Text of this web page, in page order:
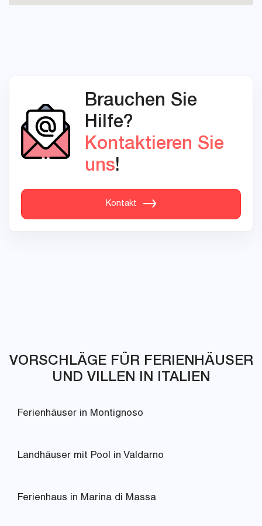
Brauchen Sie
Hilfe?
Kontaktieren Sie
uns!
Kontakt
VORSCHLÄGE FÜR FERIENHÄUSER
UND VILLEN IN ITALIEN
Ferienhäuser in Montignoso
Landhäuser mit Pool in Valdarno
Ferienhaus in Marina di Massa